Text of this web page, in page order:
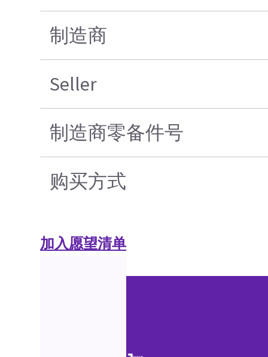
制造商
Seller
制造商零备件号
购买方式
加入愿望清单